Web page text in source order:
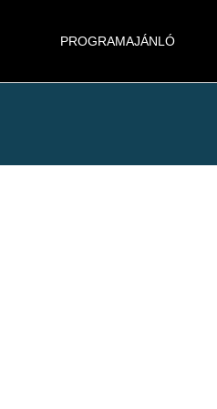
PROGRAMAJÁNLÓ